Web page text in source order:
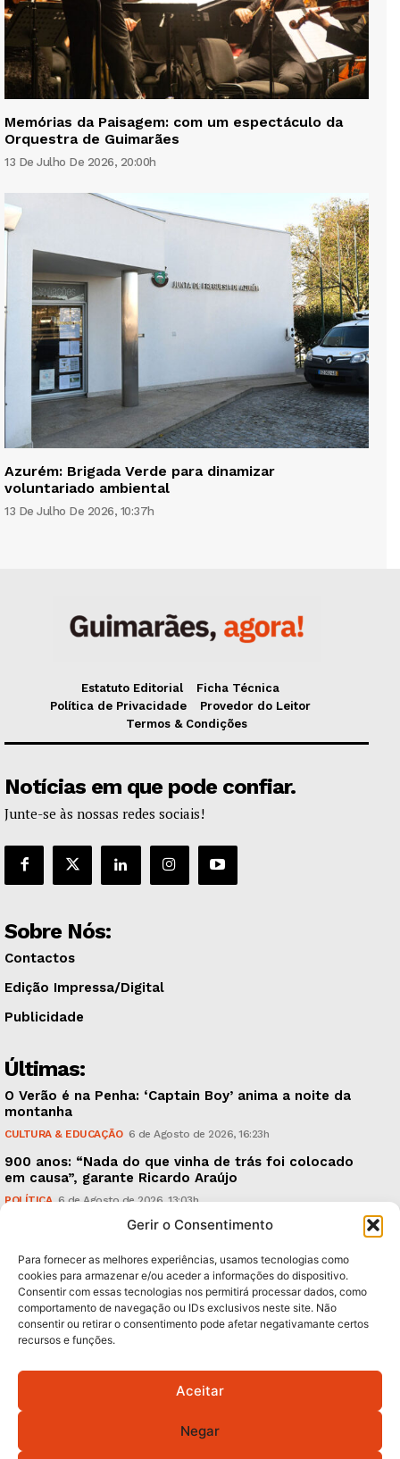
Gerir o Consentimento
Para fornecer as melhores experiências, usamos tecnologias como
cookies para armazenar e/ou aceder a informações do dispositivo.
Consentir com essas tecnologias nos permitirá processar dados, como
comportamento de navegação ou IDs exclusivos neste site. Não
consentir ou retirar o consentimento pode afetar negativamante certos
recursos e funções.
Aceitar
Negar
Memórias da Paisagem: com um espectáculo da
Orquestra de Guimarães
13 De Julho De 2026, 20:00h
Azurém: Brigada Verde para dinamizar
voluntariado ambiental
13 De Julho De 2026, 10:37h
Estatuto Editorial
Ficha Técnica
Política de Privacidade
Provedor do Leitor
Termos & Condições
Notícias em que pode confiar.
Junte-se às nossas redes sociais!
Sobre Nós:
Contactos
Edição Impressa/Digital
Publicidade
Últimas:
O Verão é na Penha: ‘Captain Boy’ anima a noite da
montanha
CULTURA & EDUCAÇÃO 6 de Agosto de 2026, 16:23h
900 anos: “Nada do que vinha de trás foi colocado
em causa”, garante Ricardo Araújo
POLÍTICA 6 de Agosto de 2026, 13:03h
Fraude dada como provada, arguidos livres. Como?
Subscreva Newsletter:
QUERO ADERIR
Política de Privacidade